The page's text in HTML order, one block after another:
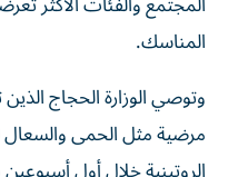
المناسك.
وتوصي الوزارة الحجاج
مرضية مثل الحمى